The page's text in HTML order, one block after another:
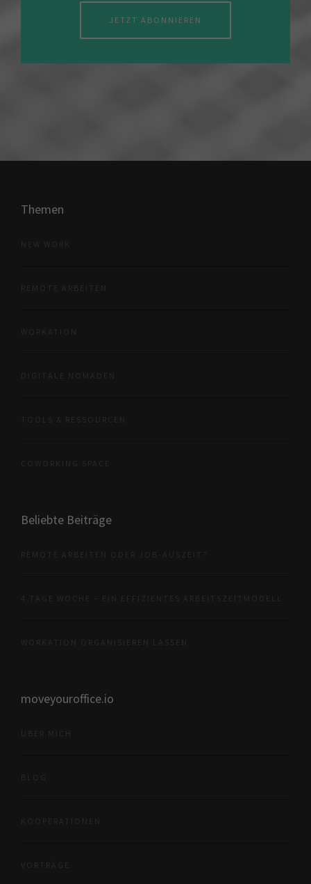
JETZT ABONNIEREN
Themen
Beliebte Beiträge
moveyouroffice.io